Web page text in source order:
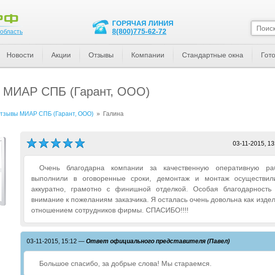
МИАР СПБ (Гарант, ООО)
МИАР СПБ (Гарант, ООО) » Галина
03-11-2015,
Очень благодарна компании за качественную оперативную
выполнили в оговоренные сроки, демонтаж и монтаж
аккуратно, грамотно с финишной отделкой. Особая
внимание к пожеланиям заказчика. Я осталась очень довольна как
отношением сотрудников фирмы. СПАСИБО!!!!
03-11-2015, 15:12 — Ответ официального представителя (Павел)
Большое спасибо, за добрые слова! Мы стараемся.
ГОРЯЧАЯ ЛИНИЯ
8(800)775-62-72
Новости Акции Отзывы Компании Стандартные окна